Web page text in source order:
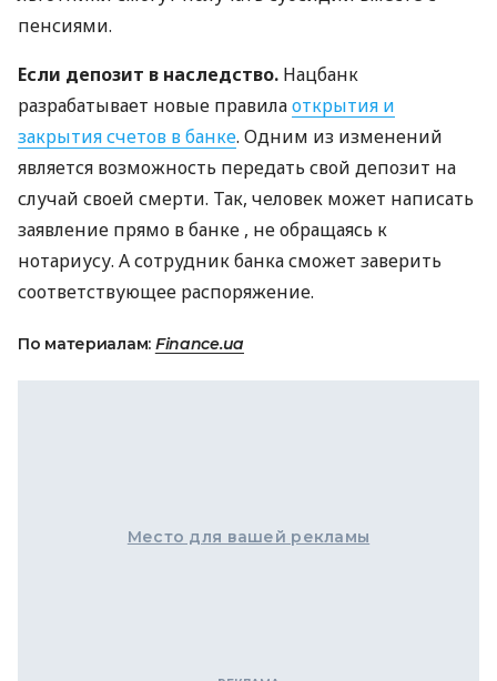
пенсиями.
Если депозит в наследство. Нацбанк
разрабатывает новые правилаоткрытия и
закрытия счетов в банке. Одним из изменений
является возможность передать свой депозит на
случай своей смерти. Так, человек может написать
заявление прямо в банке , не обращаясь к
нотариусу. А сотрудник банка сможет заверить
соответствующее распоряжение.
По материалам: Finance.ua
Место для вашей рекламы